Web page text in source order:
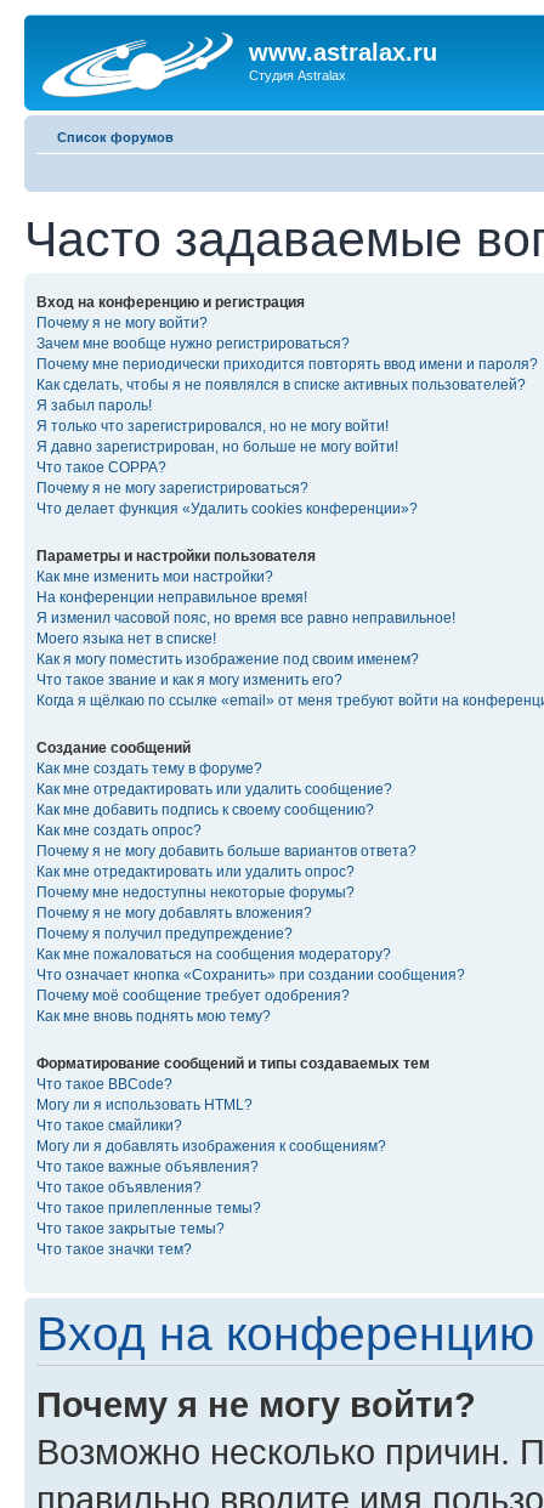
www.astralax.ru
Студия Astralax
Список форумов
Часто задаваемые
Вход на конференцию и регистрация
Почему я не могу войти?
Зачем мне вообще нужно регистрироваться?
Почему мне периодически приходится повторять ввод имени и пароля?
Как сделать, чтобы я не появлялся в списке активных пользователей?
Я забыл пароль!
Я только что зарегистрировался, но не могу войти!
Я давно зарегистрирован, но больше не могу войти!
Что такое COPPA?
Почему я не могу зарегистрироваться?
Что делает функция «Удалить cookies конференции»?
Параметры и настройки пользователя
Как мне изменить мои настройки?
На конференции неправильное время!
Я изменил часовой пояс, но время все равно неправильное!
Моего языка нет в списке!
Как я могу поместить изображение под своим именем?
Что такое звание и как я могу изменить его?
Когда я щёлкаю по ссылке «email» от меня требуют войти на
Создание сообщений
Как мне создать тему в форуме?
Как мне отредактировать или удалить сообщение?
Как мне добавить подпись к своему сообщению?
Как мне создать опрос?
Почему я не могу добавить больше вариантов ответа?
Как мне отредактировать или удалить опрос?
Почему мне недоступны некоторые форумы?
Почему я не могу добавлять вложения?
Почему я получил предупреждение?
Как мне пожаловаться на сообщения модератору?
Что означает кнопка «Сохранить» при создании сообщения?
Почему моё сообщение требует одобрения?
Как мне вновь поднять мою тему?
Форматирование сообщений и типы создаваемых тем
Что такое BBCode?
Могу ли я использовать HTML?
Что такое смайлики?
Могу ли я добавлять изображения к сообщениям?
Что такое важные объявления?
Что такое объявления?
Что такое прилепленные темы?
Что такое закрытые темы?
Что такое значки тем?
Вход на конференцию
Почему я не могу войти?
Возможно несколько причин.
правильно вводите имя